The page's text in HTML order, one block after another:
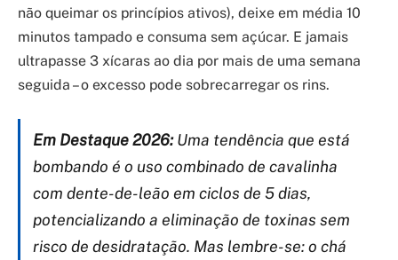
não queimar os princípios ativos), deixe em média 10
minutos tampado e consuma sem açúcar. E jamais
ultrapasse 3 xícaras ao dia por mais de uma semana
seguida – o excesso pode sobrecarregar os rins.
Em Destaque 2026:Uma tendência que está
bombando é o uso combinado de cavalinha
com dente-de-leão em ciclos de 5 dias,
potencializando a eliminação de toxinas sem
risco de desidratação. Mas lembre-se: o chá